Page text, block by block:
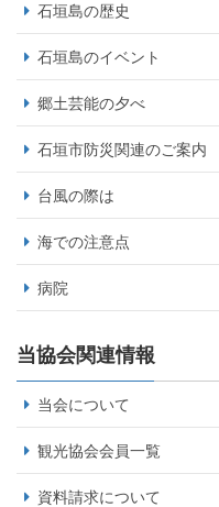
石垣島の歴史
石垣島のイベント
郷土芸能の夕べ
石垣市防災関連のご案内
台風の際は
海での注意点
病院
当協会関連情報
当会について
観光協会会員一覧
資料請求について